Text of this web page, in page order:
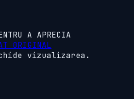
A APRECIA
ORIGINAL
vizualizarea.